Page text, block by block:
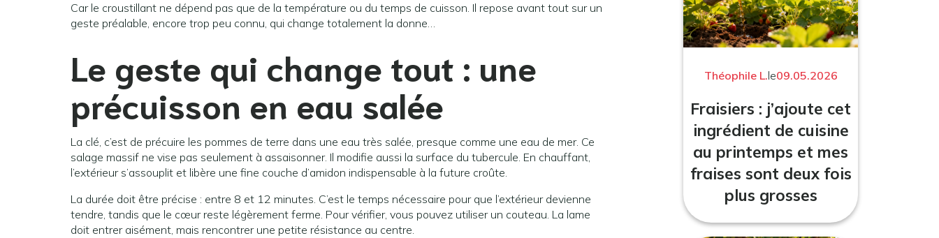
Car le croustillant ne dépend pas que de la température ou du temps de cuisson. Il repose avant tout sur un
geste préalable, encore trop peu connu, qui change totalement la donne…
Le geste qui change tout : une
précuisson en eau salée
La clé, c’est de précuire les pommes de terre dans une eau très salée, presque comme une eau de mer. Ce
salage massif ne vise pas seulement à assaisonner. Il modifie aussi la surface du tubercule. En chauffant,
l’extérieur s’assouplit et libère une fine couche d’amidon indispensable à la future croûte.
La durée doit être précise : entre 8 et 12 minutes. C’est le temps nécessaire pour que l’extérieur devienne
tendre, tandis que le cœur reste légèrement ferme. Pour vérifier, vous pouvez utiliser un couteau. La lame
doit entrer aisément, mais rencontrer une petite résistance au centre.
Théophile L.le09.05.2026
Fraisiers : j’ajoute cet
ingrédient de cuisine
au printemps et mes
fraises sont deux fois
plus grosses